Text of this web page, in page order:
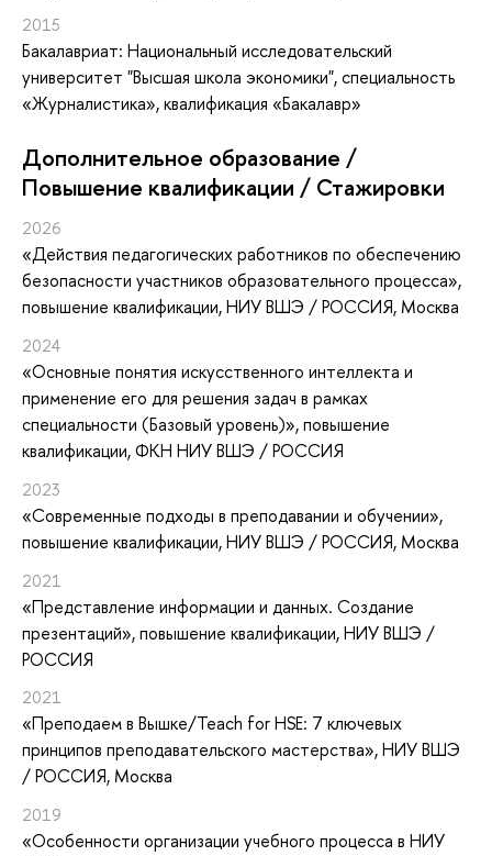
2015
Бакалавриат: Национальный исследовательский
университет "Высшая школа экономики", специальность
«Журналистика», квалификация «Бакалавр»
Дополнительное образование /
Повышение квалификации / Стажировки
2026
«Действия педагогических работников по обеспечению
безопасности участников образовательного процесса»,
повышение квалификации, НИУ ВШЭ / РОССИЯ, Москва
2024
«Основные понятия искусственного интеллекта и
применение его для решения задач в рамках
специальности (Базовый уровень)», повышение
квалификации, ФКН НИУ ВШЭ / РОССИЯ
2023
«Современные подходы в преподавании и обучении»,
повышение квалификации, НИУ ВШЭ / РОССИЯ, Москва
2021
«Представление информации и данных. Создание
презентаций», повышение квалификации, НИУ ВШЭ /
РОССИЯ
2021
«Преподаем в Вышке/Teach for HSE: 7 ключевых
принципов преподавательского мастерства», НИУ ВШЭ
/ РОССИЯ, Москва
2019
«Особенности организации учебного процесса в НИУ